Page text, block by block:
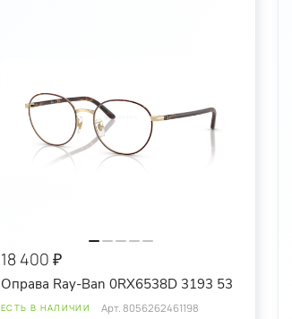
18 400 ₽
Оправа Ray-Ban 0RX6538D 3193 53
ЕСТЬ В НАЛИЧИИ Арт.8056262461198